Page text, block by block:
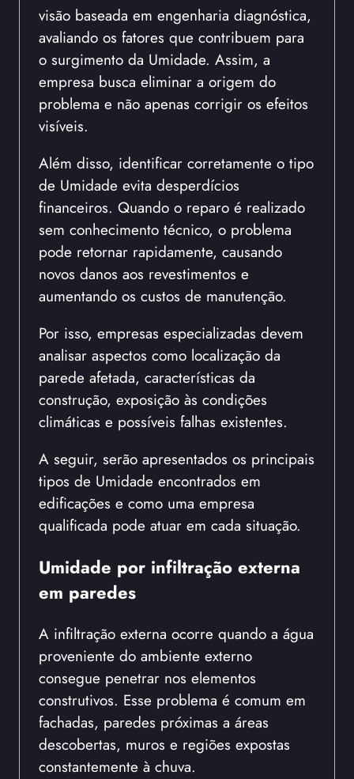
visão baseada em engenharia diagnóstica,
avaliando os fatores que contribuem para
o surgimento da Umidade. Assim, a
empresa busca eliminar a origem do
problema e não apenas corrigir os efeitos
visíveis.
Além disso, identificar corretamente o tipo
de Umidade evita desperdícios
financeiros. Quando o reparo é realizado
sem conhecimento técnico, o problema
pode retornar rapidamente, causando
novos danos aos revestimentos e
aumentando os custos de manutenção.
Por isso, empresas especializadas devem
analisar aspectos como localização da
parede afetada, características da
construção, exposição às condições
climáticas e possíveis falhas existentes.
A seguir, serão apresentados os principais
tipos de Umidade encontrados em
edificações e como uma empresa
qualificada pode atuar em cada situação.
Umidade por infiltração externa
em paredes
A infiltração externa ocorre quando a água
proveniente do ambiente externo
consegue penetrar nos elementos
construtivos. Esse problema é comum em
fachadas, paredes próximas a áreas
descobertas, muros e regiões expostas
constantemente à chuva.